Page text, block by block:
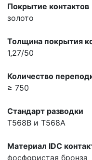
Покрытие контактов
золото
Толщина покрытия
1,27/50
Количество
≥ 750
Стандарт разводки
T568B и T568A
Материал IDC
фосфористая бронза